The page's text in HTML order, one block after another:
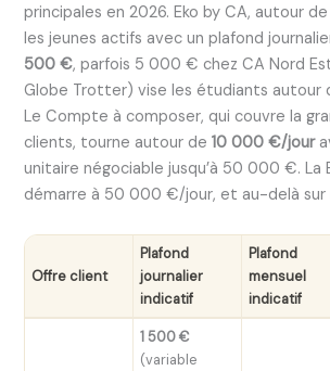
principales en 2026. Eko by CA, autour
les jeunes actifs avec un plafond
500 €, parfois 5 000 € chez CA Nord
Globe Trotter) vise les étudiants autour
Le Compte à composer, qui couvre la
clients, tourne autour de10 000 €/jour
unitaire négociable jusqu’à 50 000 €. La
démarre à 50 000 €/jour, et au-delà sur
Offre client
Plafond
journalier
indicatif
Plafond
mensuel
indicatif
1 500 €
(variable